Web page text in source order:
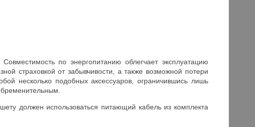
по энергопитанию облегчает эксплуатацию
страховкой от забывчивости, а также возможной потери
несколько подобных аксессуаров, ограничившись лишь
должен использоваться питающий кабель из комплекта